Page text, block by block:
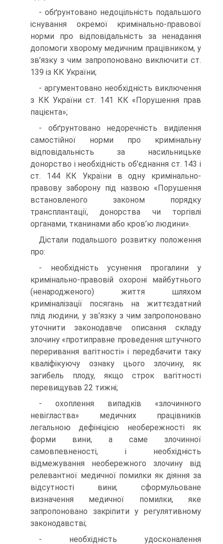
- обґрунтовано недоцільність подальшого
існування окремої кримінально-правової
норми про відповідальність за ненадання
допомоги хворому медичним працівником, у
зв’язку з чим запропоновано виключити ст.
139 із КК України;
- аргументовано необхідність виключення
з КК України ст. 141 КК «Порушення прав
пацієнта»;
- обґрунтовано недоречність виділення
самостійної норми про кримінальну
відповідальність за насильницьке
донорство і необхідність об’єднання ст. 143 і
ст. 144 КК України в одну кримінально-
правову заборону під назвою «Порушення
встановленого законом порядку
трансплантації, донорства чи торгівлі
органами, тканинами або кров’ю людини».
Дістали подальшого розвитку положення
про:
- необхідність усунення прогалини у
кримінально-правовій охороні майбутнього
(ненародженого) життя шляхом
криміналізації посягань на життєздатний
плід людини, у зв’язку з чим запропоновано
уточнити законодавче описання складу
злочину «протиправне проведення штучного
переривання вагітності» і передбачити таку
кваліфікуючу ознаку цього злочину, як
загибель плоду, якщо строк вагітності
перевищував 22 тижні;
- охоплення випадків «злочинного
невігластва» медичних працівників
легальною дефініцією необережності як
форми вини, а саме злочинної
самовпевненості, і необхідність
відмежування необережного злочину від
релевантної медичної помилки як діяння за
відсутності вини; сформульоване
визначення медичної помилки, яке
запропоновано закріпити у регулятивному
законодавстві;
- необхідність удосконалення